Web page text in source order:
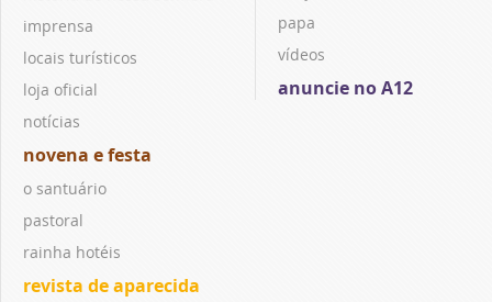
imprensa
locais turísticos
loja oficial
notícias
novena e festa
o santuário
pastoral
rainha hotéis
revista de aparecida
papa
vídeos
anuncie no A12